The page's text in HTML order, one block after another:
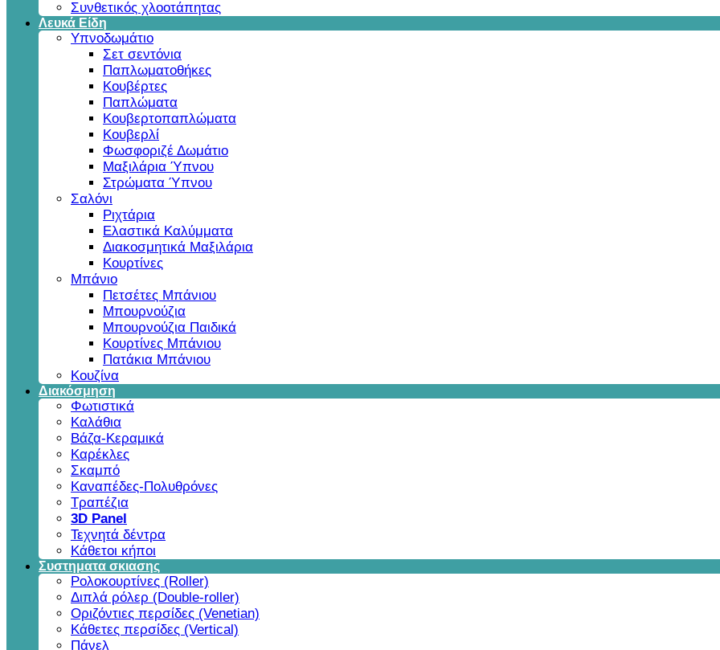
Συνθετικός χλοοτάπητας
Λευκά Είδη
Υπνοδωμάτιο
Σετ σεντόνια
Παπλωματοθήκες
Κουβέρτες
Παπλώματα
Κουβερτοπαπλώματα
Κουβερλί
Φωσφοριζέ Δωμάτιο
Μαξιλάρια Ύπνου
Στρώματα Ύπνου
Σαλόνι
Ριχτάρια
Ελαστικά Καλύμματα
Διακοσμητικά Μαξιλάρια
Κουρτίνες
Μπάνιο
Πετσέτες Μπάνιου
Μπουρνούζια
Μπουρνούζια Παιδικά
Κουρτίνες Μπάνιου
Πατάκια Μπάνιου
Κουζίνα
Διακόσμηση
Φωτιστικά
Καλάθια
Βάζα-Κεραμικά
Καρέκλες
Σκαμπό
Καναπέδες-Πολυθρόνες
Τραπέζια
3D Panel
Τεχνητά δέντρα
Κάθετοι κήποι
Συστηματα σκιασης
Ρολοκουρτίνες (Roller)
Διπλά ρόλερ (Double-roller)
Οριζόντιες περσίδες (Venetian)
Κάθετες περσίδες (Vertical)
Πάνελ